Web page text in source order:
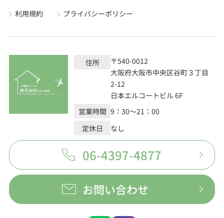
利用規約
プライバシーポリシー
住所
〒540-0012
大阪府大阪市中央区谷町３丁目
2-12
日本エルコートビル 6F
営業時間 9：30～21：00
定休日
なし
06-4397-4877
お問い合わせ